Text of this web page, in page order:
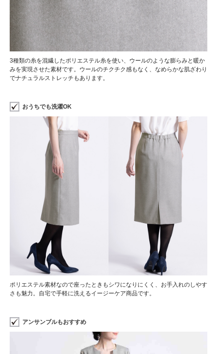
3種類の糸を混繊したポリエステル糸を使い、ウールのような膨らみと暖か
みを実現させた素材です。ウールのチクチク感もなく、なめらかな肌ざわり
でナチュラルストレッチもあります。
おうちでも洗濯OK
ポリエステル素材なので座ったときもシワになりにくく、お手入れのしやす
さも魅力。自宅で手軽に洗えるイージーケア商品です。
アンサンブルもおすすめ